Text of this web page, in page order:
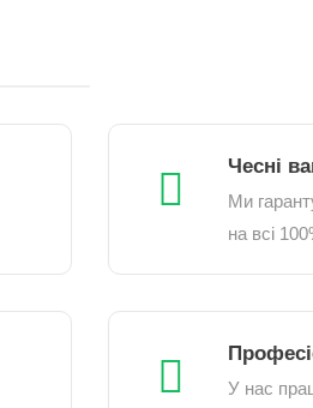
Чесні
Ми
на всі
У нас